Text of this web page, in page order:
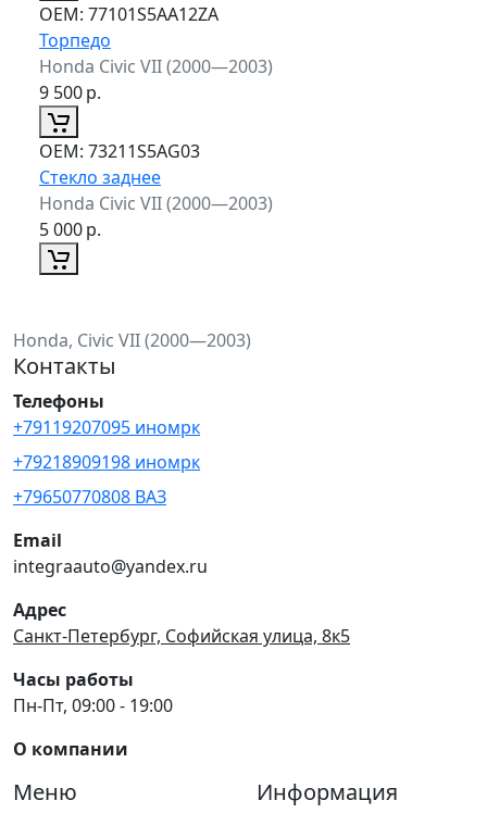
ОЕМ: 77101S5AA12ZA
Торпедо
Honda Civic VII (2000—2003)
9 500р.
ОЕМ: 73211S5AG03
Стекло заднее
Honda Civic VII (2000—2003)
5 000р.
Honda, Civic VII (2000—2003)
Контакты
Телефоны
+79119207095 иномрк
+79218909198 иномрк
+79650770808 ВАЗ
Email
integraauto@yandex.ru
Адрес
Санкт-Петербург, Софийская улица, 8к5
Часы работы
Пн-Пт, 09:00 - 19:00
О компании
Меню Информация